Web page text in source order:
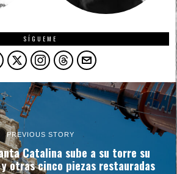
SÍGUEME
PREVIOUS STORY
Catalina sube a su torre su
otras cinco piezas restauradas